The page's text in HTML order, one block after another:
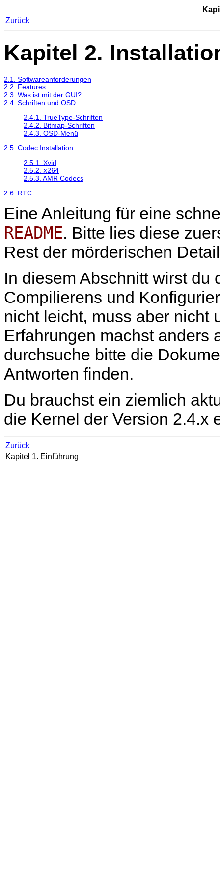
Zurück
Kapitel 2.
2.1. Softwareanforderungen
2.2. Features
2.3. Was ist mit der GUI?
2.4. Schriften und OSD
2.4.1. TrueType-Schriften
2.4.2. Bitmap-Schriften
2.4.3. OSD-Menü
2.5. Codec Installation
2.5.1. Xvid
2.5.2. x264
2.5.3. AMR Codecs
2.6. RTC
Eine Anleitung für eine
README. Bitte lies diese
Rest der mörderischen
In diesem Abschnitt wirst du
Compilierens und
nicht leicht, muss aber nicht
Erfahrungen machst anders
durchsuche bitte die
Antworten finden.
Du brauchst ein ziemlich
die Kernel der Version 2.4.x
Zurück
Kapitel 1. Einführung